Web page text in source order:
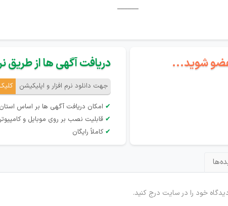
______
عضو شوید... دریافت آگهی ها از طریق
جهت دانلود نرم افزار و اپلیکیشن
✔ امکان دریافت آگهی ها بر اساس
✔ قابلیت نصب بر روی موبایل و
✔ کاملاً رایگان
دیدگاه خود را در سایت درج کنید.